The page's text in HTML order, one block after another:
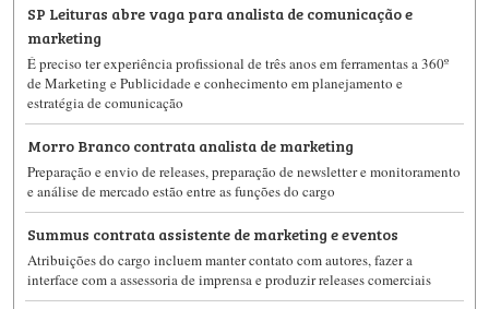
SP Leituras abre vaga para analista de comunicação e
marketing
É preciso ter experiência profissional de três anos em ferramentas a 360º
de Marketing e Publicidade e conhecimento em planejamento e
estratégia de comunicação
Morro Branco contrata analista de marketing
Preparação e envio de releases, preparação de newsletter e monitoramento
e análise de mercado estão entre as funções do cargo
Summus contrata assistente de marketing e eventos
Atribuições do cargo incluem manter contato com autores, fazer a
interface com a assessoria de imprensa e produzir releases comerciais